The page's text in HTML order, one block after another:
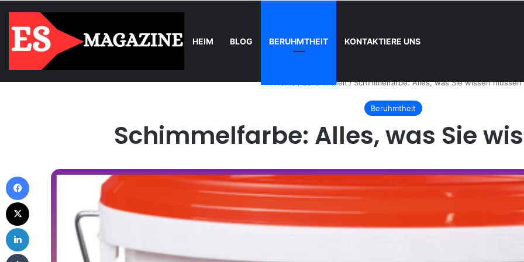
HEIM BLOG BERUHMTHEIT KONTAKTIERE UNS
Wednesday, August 5 2026 Trend Balkonkraftwerk-Upgrade: Wann und wie registrieren
Beruhmtheit/Schimmelfarbe: Alles, was Sie wissen müssen
Beruhmtheit
Schimmelfarbe: Alles, was Sie
Facebook